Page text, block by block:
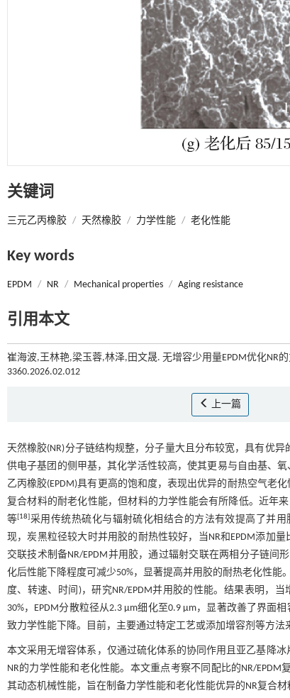
关键词
三元乙丙橡胶 / 天然橡胶 / 力学性能 / 老化性能
Key words
EPDM / NR / Mechanical properties / Aging resistance
引用本文
崔海波,王林艳,梁玉蓉,林泽,田文晟. 无增容少用量EPDM优化NR
3360.2026.02.012
上一篇
天然橡胶(NR)分子链结构规整，分子量大且分布较宽，具有优
供电子基团的侧甲基，其化学活性较高，使其更易与自由基、
乙丙橡胶(EPDM)具有更高的饱和度，表现出优异的耐热空气老
复合材料的耐老化性能，但材料的力学性能会有所降低。近年
等[18]采用传统热硫化与辐射硫化相结合的方法有效提高了并
现，炭黑粒径较大时并用胶的耐热性较好，当NR和EPDM添加
交联技术制备NR/EPDM并用胶，通过辐射交联在两相分子链
化后性能下降程度可减少50%，显著提高并用胶的耐热老化性能。
度、转速、时间)，研究NR/EPDM并用胶的性能。结果表明，
30%，EPDM分散粒径从2.3 μm细化至0.9 μm，显著改善了界面
致力学性能下降。目前，主要通过特定工艺或添加增容剂等方法
本文采用无增容体系，仅通过硫化体系的协同作用且亚乙基降冰
NR的力学性能和老化性能。本文重点考察不同配比的NR/
其动态机械性能，旨在制备力学性能和老化性能优异的NR复合材